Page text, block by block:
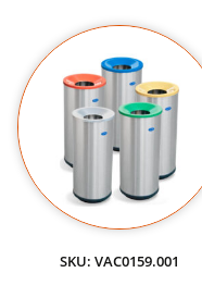
SKU: VAC0159.001